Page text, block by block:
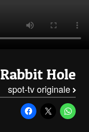
Rabbit Hole
spot-tv originale